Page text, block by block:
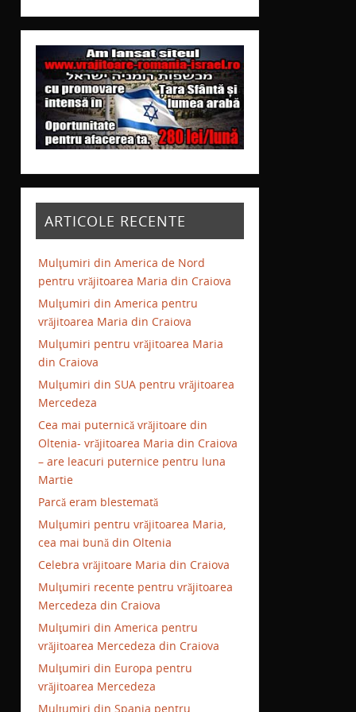
ARTICOLE RECENTE
Mulţumiri din America de Nord
pentru vrăjitoarea Maria din Craiova
Mulţumiri din America pentru
vrăjitoarea Maria din Craiova
Mulţumiri pentru vrăjitoarea Maria
din Craiova
Mulţumiri din SUA pentru vrăjitoarea
Mercedeza
Cea mai puternică vrăjitoare din
Oltenia- vrăjitoarea Maria din Craiova
– are leacuri puternice pentru luna
Martie
Parcă eram blestemată
Mulţumiri pentru vrăjitoarea Maria,
cea mai bună din Oltenia
Celebra vrăjitoare Maria din Craiova
Mulţumiri recente pentru vrăjitoarea
Mercedeza din Craiova
Mulţumiri din America pentru
vrăjitoarea Mercedeza din Craiova
Mulţumiri din Europa pentru
vrăjitoarea Mercedeza
Mulţumiri din Spania pentru